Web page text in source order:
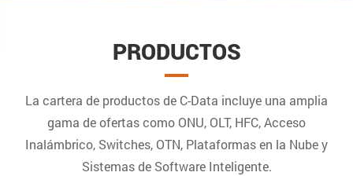
PRODUCTOS
La cartera de productos de C-Data incluye una amplia
gama de ofertas como ONU, OLT, HFC, Acceso
Inalámbrico, Switches, OTN, Plataformas en la Nube y
Sistemas de Software Inteligente.